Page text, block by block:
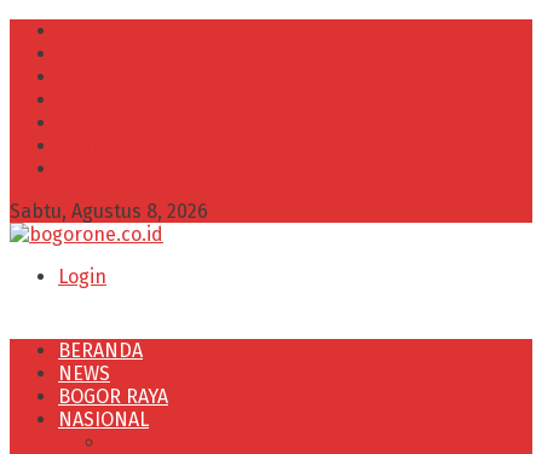
Sabtu, Agustus 8, 2026
Login
BERANDA
NEWS
BOGOR RAYA
NASIONAL